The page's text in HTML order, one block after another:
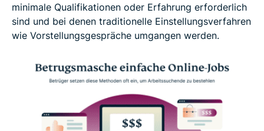
minimale Qualifikationen oder Erfahrung erforderlich
sind und bei denen traditionelle Einstellungsverfahren
wie Vorstellungsgespräche umgangen werden.